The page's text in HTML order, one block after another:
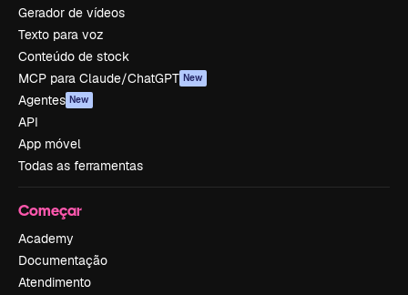
Gerador de vídeos
Texto para voz
Conteúdo de stock
MCP para Claude/ChatGPT New
Agentes New
API
App móvel
Todas as ferramentas
Começar
Academy
Documentação
Atendimento